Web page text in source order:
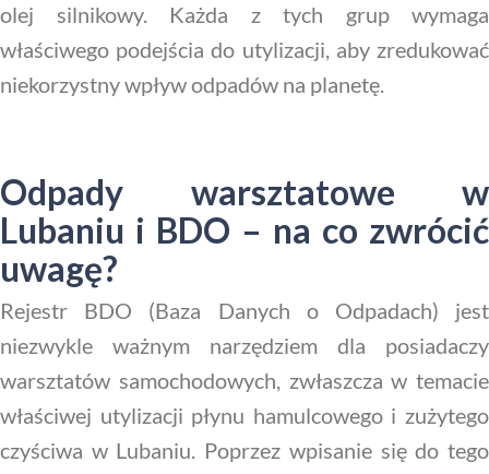
olej silnikowy. Każda z tych grup wymaga
właściwego podejścia do utylizacji, aby zredukować
niekorzystny wpływ odpadów na planetę.
Odpady warsztatowe w
Lubaniu i BDO – na co zwrócić
uwagę?
Rejestr BDO (Baza Danych o Odpadach) jest
niezwykle ważnym narzędziem dla posiadaczy
warsztatów samochodowych, zwłaszcza w temacie
właściwej utylizacji płynu hamulcowego i zużytego
czyściwa w Lubaniu. Poprzez wpisanie się do tego